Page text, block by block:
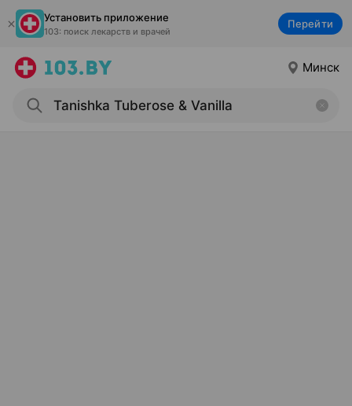
Установить приложение
103: поиск лекарств и врачей
Перейти
Минск